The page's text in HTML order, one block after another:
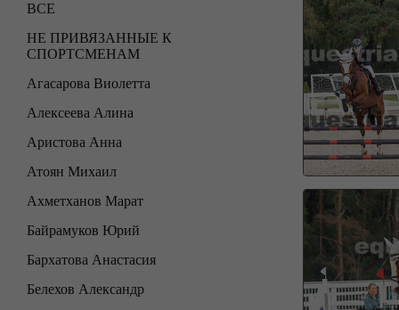
ВСЕ
НЕ ПРИВЯЗАННЫЕ К
СПОРТСМЕНАМ
Агасарова Виолетта
Алексеева Алина
Аристова Анна
Атоян Михаил
Ахметханов Марат
Байрамуков Юрий
Бархатова Анастасия
Белехов Александр